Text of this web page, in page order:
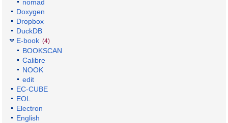
nomad
Doxygen
Dropbox
DuckDB
E-book (4)
BOOKSCAN
Calibre
NOOK
edit
EC-CUBE
EOL
Electron
English